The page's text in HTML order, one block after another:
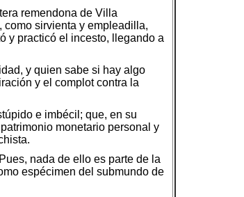
remendona de Villa
como sirvienta y empleadilla,
y practicó el incesto, llegando a
y quien sabe si hay algo
y el complot contra la
e imbécil; que, en su
monetario personal y
nada de ello es parte de la
espécimen del submundo de